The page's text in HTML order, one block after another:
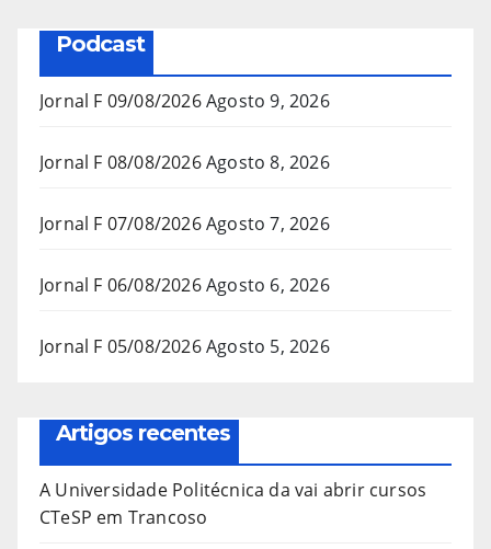
Podcast
Jornal F 09/08/2026Agosto 9, 2026
Jornal F 08/08/2026Agosto 8, 2026
Jornal F 07/08/2026Agosto 7, 2026
Jornal F 06/08/2026Agosto 6, 2026
Jornal F 05/08/2026Agosto 5, 2026
Artigos recentes
A Universidade Politécnica da vai abrir cursos
CTeSP em Trancoso